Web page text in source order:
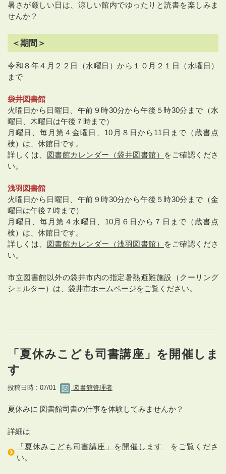
暑さが厳しい日は、涼しい館内でゆったりと読書を楽しみま
せんか？
＜期間＞
令和８年４月２２日（水曜日）から１０月２１日（水曜日）
まで
袋井図書館
火曜日から日曜日、午前９時30分から午後５時30分まで（水
曜日、木曜日は午後７時まで）
月曜日、毎月第４金曜日、10月８日から11日まで（蔵書点
検）は、休館日です。
詳しくは、 図書館カレンダー（袋井図書館）
をご確認くださ
い。
浅羽図書館
火曜日から日曜日、午前９時30分から午後５時30分まで（金
曜日は午後７時まで）
月曜日、毎月第４水曜日、10月６日から７日まで（蔵書点
検）は、休館日です。
詳しくは、 図書館カレンダー（浅羽図書館）
をご確認くださ
い。
市立図書館以外の袋井市内の指定暑熱避難施設（クーリング
シェルター）は、 袋井市ホームページをご覧ください。
「夏休みこども司書講座」を開催しま
す
投稿日時 : 07/01 図書館管理者
夏休みに 図書館司書の仕事を体験してみませんか？
詳細は
「夏休みこども司書講座」を開催します
をご覧くださ
い。